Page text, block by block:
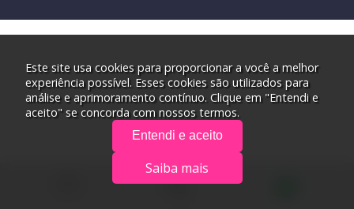
Este site usa cookies para proporcionar a você a melhor
experiência possível. Esses cookies são utilizados para
análise e aprimoramento contínuo. Clique em "Entendi e
aceito" se concorda com nossos termos.
Entendi e aceito
Saiba mais